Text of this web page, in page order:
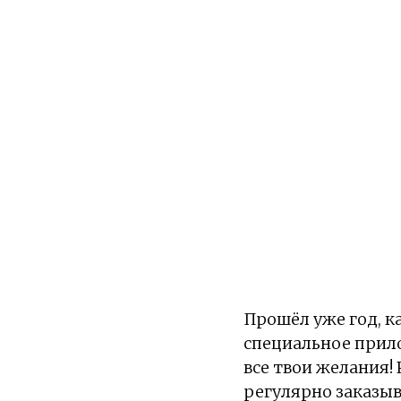
Прошёл уже год,
специальное
все твои желания!
регулярно